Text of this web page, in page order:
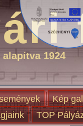
alapítva 1924
Kép
TOP